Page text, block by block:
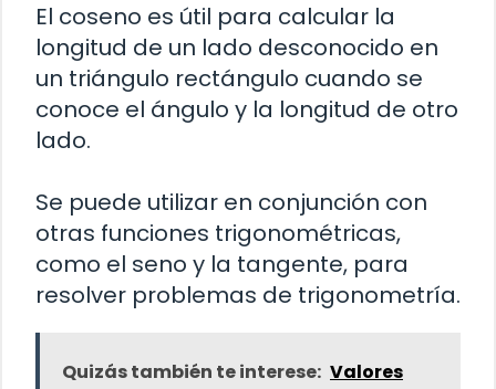
El coseno es útil para calcular la
longitud de un lado desconocido en
un triángulo rectángulo cuando se
conoce el ángulo y la longitud de otro
lado.
Se puede utilizar en conjunción con
otras funciones trigonométricas,
como el seno y la tangente, para
resolver problemas de trigonometría.
Quizás también te interese: Valores